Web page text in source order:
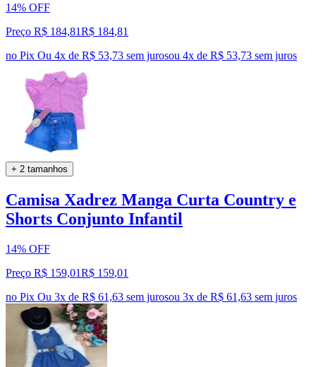
14% OFF
Preço R$ 184,81R$ 184,81
no Pix Ou 4x de R$ 53,73 sem jurosou 4x de R$ 53,73 sem juros
+ 2 tamanhos
Camisa Xadrez Manga Curta Country e
Shorts Conjunto Infantil
14% OFF
Preço R$ 159,01R$ 159,01
no Pix Ou 3x de R$ 61,63 sem jurosou 3x de R$ 61,63 sem juros